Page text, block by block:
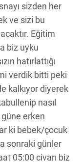
sizden her
ve sizi bu
Eğitim
biz uyku
hatırlattığı
verdik bitti peki
kalkıyor diyerek
nasıl
erken
ki bebek/çocuk
sonraki günler
05:00 civarı biz